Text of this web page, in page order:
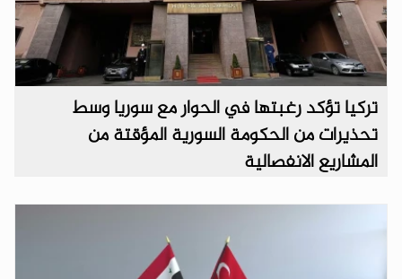
تركيا تؤكد رغبتها في الحوار مع سوريا وسط
تحذيرات من الحكومة السورية المؤقتة من
المشاريع الانفصالية